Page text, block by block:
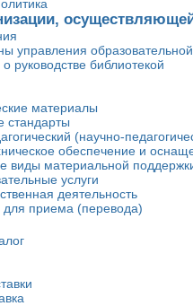
управления
руководстве библиотекой
материалы
стандарты
(научно-
обеспечение и
виды материальной
услуги
деятельность
для приема (перевода)